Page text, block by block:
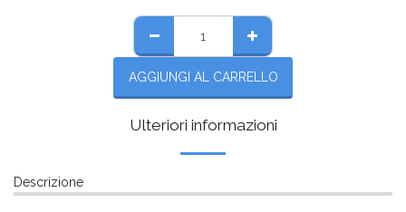
AGGIUNGI AL CARRELLO
Ulteriori informazioni
Descrizione